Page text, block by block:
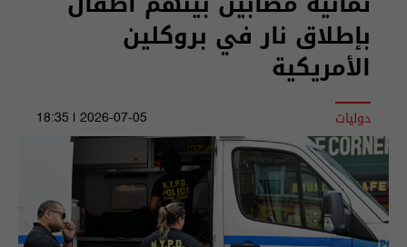
بإطلاق نار في بروكلين
الأمريكية
دوليات 2026-07-05 | 18:35